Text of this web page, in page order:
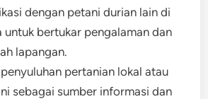
dengan petani durian lain di
untuk bertukar pengalaman dan
lapangan.
pertanian lokal atau
sebagai sumber informasi dan